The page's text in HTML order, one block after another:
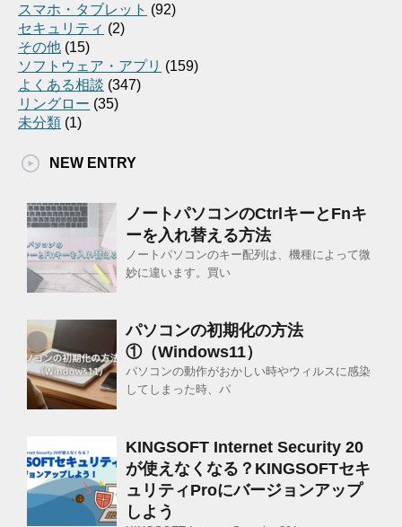
スマホ・タブレット (92)
セキュリティ (2)
その他 (15)
ソフトウェア・アプリ (159)
よくある相談 (347)
リングロー (35)
未分類 (1)
NEW ENTRY
ノートパソコンのCtrlキーとFnキ
ーを入れ替える方法
ノートパソコンのキー配列は、機種によって微
妙に違います。買い
パソコンの初期化の方法
①（Windows11）
パソコンの動作がおかしい時やウィルスに感染
してしまった時、パ
KINGSOFT Internet Security 20
が使えなくなる？KINGSOFTセキ
ュリティProにバージョンアップ
しよう